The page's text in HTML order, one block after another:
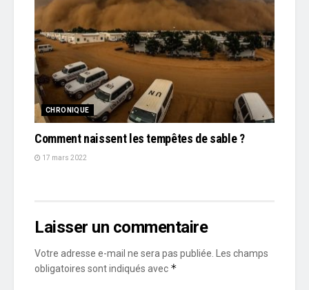
CHRONIQUE
Comment naissent les tempêtes de sable ?
17 mars 2022
Laisser un commentaire
Votre adresse e-mail ne sera pas publiée. Les champs
obligatoires sont indiqués avec *